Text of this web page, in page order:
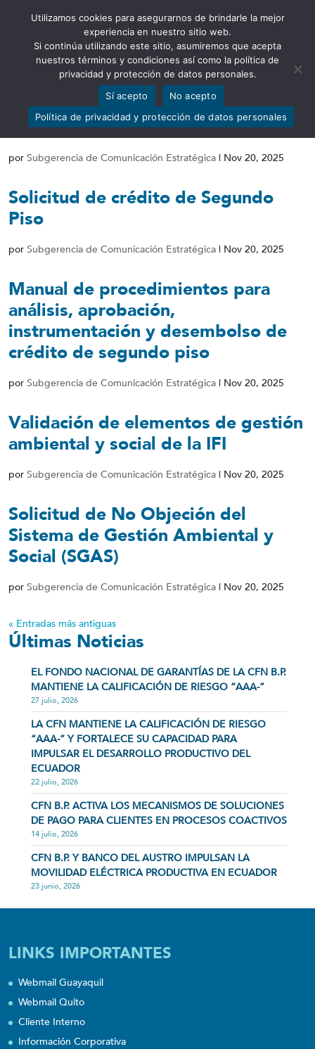
Abrir barra de herramientas
Formulario de firmas autorizadas
para solicitar y justificar créditos
por Subgerencia de Comunicación Estratégica | Nov 20, 2025
Solicitud de crédito de Segundo
Piso
por Subgerencia de Comunicación Estratégica | Nov 20, 2025
Manual de procedimientos para
análisis, aprobación,
instrumentación y desembolso de
crédito de segundo piso
por Subgerencia de Comunicación Estratégica | Nov 20, 2025
Validación de elementos de gestión
ambiental y social de la IFI
por Subgerencia de Comunicación Estratégica | Nov 20, 2025
Solicitud de No Objeción del
Sistema de Gestión Ambiental y
Social (SGAS)
por Subgerencia de Comunicación Estratégica | Nov 20, 2025
« Entradas más antiguas
Últimas Noticias
EL FONDO NACIONAL DE GARANTÍAS DE LA CFN B.P.
MANTIENE LA CALIFICACIÓN DE RIESGO “AAA-”
27 julio, 2026
LA CFN MANTIENE LA CALIFICACIÓN DE RIESGO
“AAA-” Y FORTALECE SU CAPACIDAD PARA
IMPULSAR EL DESARROLLO PRODUCTIVO DEL
ECUADOR
22 julio, 2026
CFN B.P. ACTIVA LOS MECANISMOS DE SOLUCIONES
DE PAGO PARA CLIENTES EN PROCESOS COACTIVOS
14 julio, 2026
CFN B.P. Y BANCO DEL AUSTRO IMPULSAN LA
MOVILIDAD ELÉCTRICA PRODUCTIVA EN ECUADOR
23 junio, 2026
LINKS IMPORTANTES
Webmail Guayaquil
Webmail Quito
Cliente Interno
Información Corporativa
Utilizamos cookies para asegurarnos de brindarle la mejor
experiencia en nuestro sitio web.
Si continúa utilizando este sitio, asumiremos que acepta
nuestros términos y condiciones así como la política de
privacidad y protección de datos personales.
Sí acepto
No acepto
Política de privacidad y protección de datos personales